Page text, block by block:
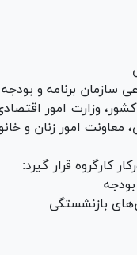
سازمان برنامه و
وزارت امور
امور زنان و
کارگروه قرار گیرد:
بازنشستگی